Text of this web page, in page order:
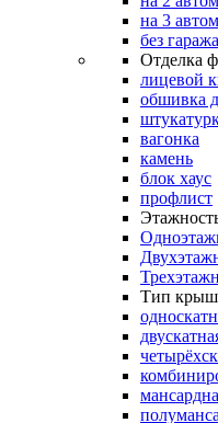
на 3
без гаража
Отделка
лицевой
обшивка
вагонка
камень
блок хаус
профлист
Тип